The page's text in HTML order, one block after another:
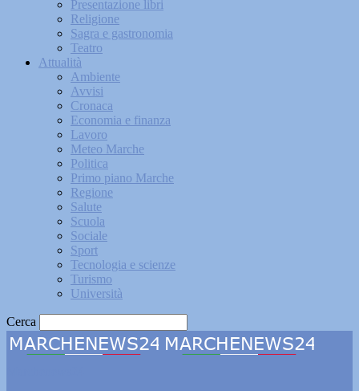
Presentazione libri
Religione
Sagra e gastronomia
Teatro
Attualità
Ambiente
Avvisi
Cronaca
Economia e finanza
Lavoro
Meteo Marche
Politica
Primo piano Marche
Regione
Salute
Scuola
Sociale
Sport
Tecnologia e scienze
Turismo
Università
Cerca